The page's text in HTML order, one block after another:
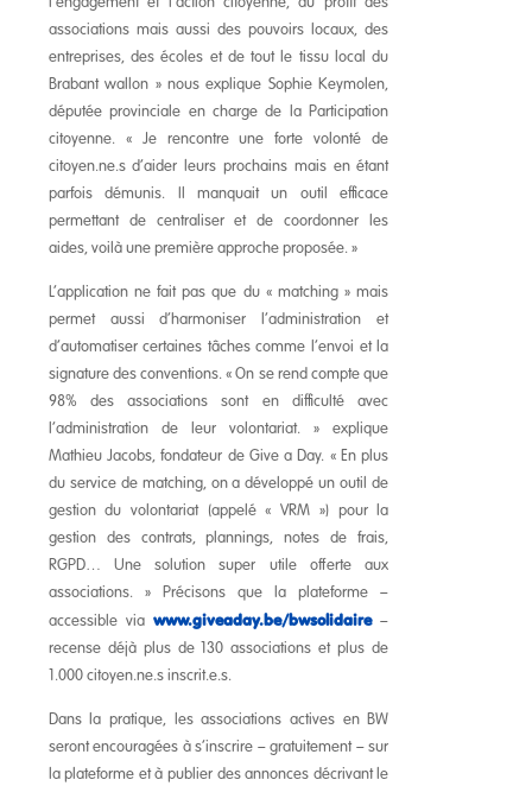
associations mais aussi des pouvoirs locaux, des
entreprises, des écoles et de tout le tissu local du
Brabant wallon » nous explique Sophie Keymolen,
députée provinciale en charge de la Participation
citoyenne. « Je rencontre une forte volonté de
citoyen.ne.s d’aider leurs prochains mais en étant
parfois démunis. Il manquait un outil efficace
permettant de centraliser et de coordonner les
aides, voilà une première approche proposée. »
L’application ne fait pas que du « matching » mais
permet aussi d’harmoniser l’administration et
d’automatiser certaines tâches comme l’envoi et la
signature des conventions. « On se rend compte que
98% des associations sont en difficulté avec
l’administration de leur volontariat. » explique
Mathieu Jacobs, fondateur de Give a Day. « En plus
du service de matching, on a développé un outil de
gestion du volontariat (appelé « VRM ») pour la
gestion des contrats, plannings, notes de frais,
RGPD… Une solution super utile offerte aux
associations. » Précisons que la plateforme –
accessible viawww.giveaday.be/bwsolidaire–
recense déjà plus de 130 associations et plus de
1.000 citoyen.ne.s inscrit.e.s.
Dans la pratique, les associations actives en BW
seront encouragées à s’inscrire – gratuitement – sur
la plateforme et à publier des annonces décrivant le